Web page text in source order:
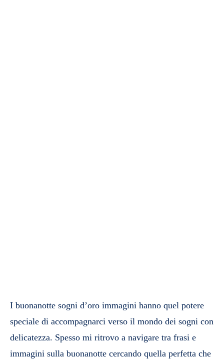
I buonanotte sogni d’oro immagini hanno quel potere
speciale di accompagnarci verso il mondo dei sogni con
delicatezza. Spesso mi ritrovo a navigare tra frasi e
immagini sulla buonanotte cercando quella perfetta che